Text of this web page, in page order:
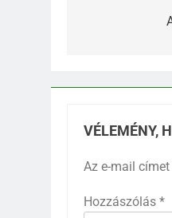
VÉLEMÉNY,
Az e-mail
Hozzászólás *